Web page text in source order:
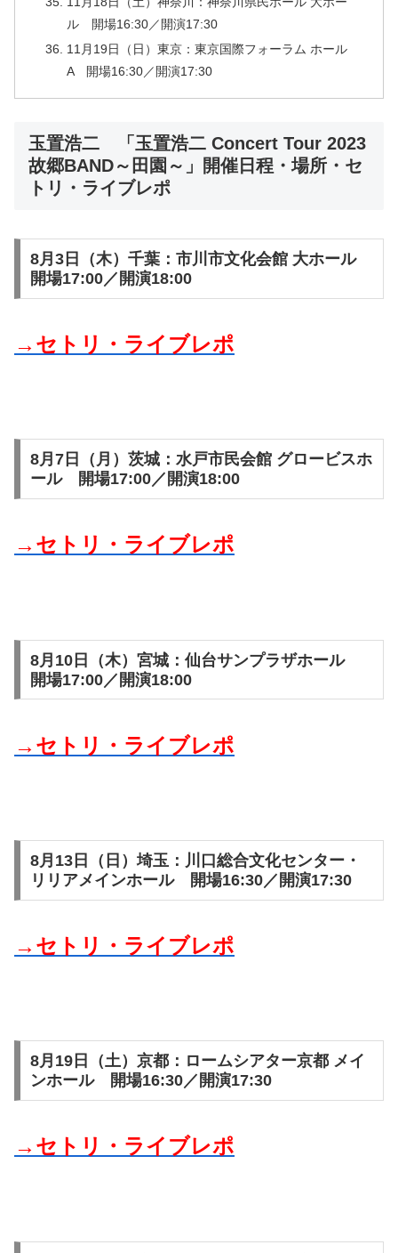
ル 開場16:30／開演17:30
11月19日（日）東京：東京国際フォーラム ホール
A 開場16:30／開演17:30
玉置浩二 「玉置浩二 Concert Tour 2023
故郷BAND～田園～」開催日程・場所・セ
トリ・ライブレポ
8月3日（木）千葉：市川市文化会館 大ホール
開場17:00／開演18:00
→セトリ・ライブレポ
8月7日（月）茨城：水戸市民会館 グロービスホ
ール 開場17:00／開演18:00
→セトリ・ライブレポ
8月10日（木）宮城：仙台サンプラザホール
開場17:00／開演18:00
→セトリ・ライブレポ
8月13日（日）埼玉：川口総合文化センター・
リリアメインホール 開場16:30／開演17:30
→セトリ・ライブレポ
8月19日（土）京都：ロームシアター京都 メイ
ンホール 開場16:30／開演17:30
→セトリ・ライブレポ